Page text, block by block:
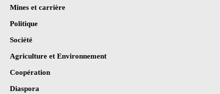
Mines et carrière
Politique
Société
Agriculture et Environnement
Coopération
Diaspora